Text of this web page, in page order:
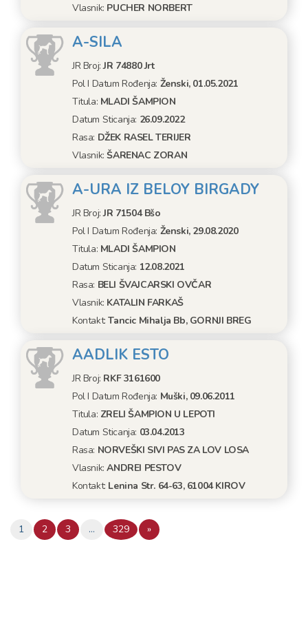
Vlasnik: PUCHER NORBERT
A-SILA
JR Broj:JR 74880 Jrt
Pol I Datum Rođenja: Ženski, 01.05.2021
Titula: MLADI ŠAMPION
Datum Sticanja: 26.09.2022
Rasa: DŽEK RASEL TERIJER
Vlasnik:ŠARENAC ZORAN
A-URA IZ BELOY BIRGADY
JR Broj:JR 71504 Bšo
Pol I Datum Rođenja: Ženski, 29.08.2020
Titula: MLADI ŠAMPION
Datum Sticanja: 12.08.2021
Rasa: BELI ŠVAJCARSKI OVČAR
Vlasnik: KATALIN FARKAŠ
Kontakt:Tancic Mihalja Bb, GORNJI BREG
AADLIK ESTO
JR Broj: RKF 3161600
Pol I Datum Rođenja: Muški, 09.06.2011
Titula: ZRELI ŠAMPION U LEPOTI
Datum Sticanja: 03.04.2013
Rasa: NORVEŠKI SIVI PAS ZA LOV LOSA
Vlasnik:ANDREI PESTOV
Kontakt: Lenina Str. 64-63, 61004 KIROV
1 2 3 … 329 »